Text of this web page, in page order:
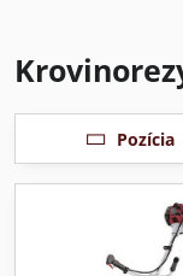
Pozícia